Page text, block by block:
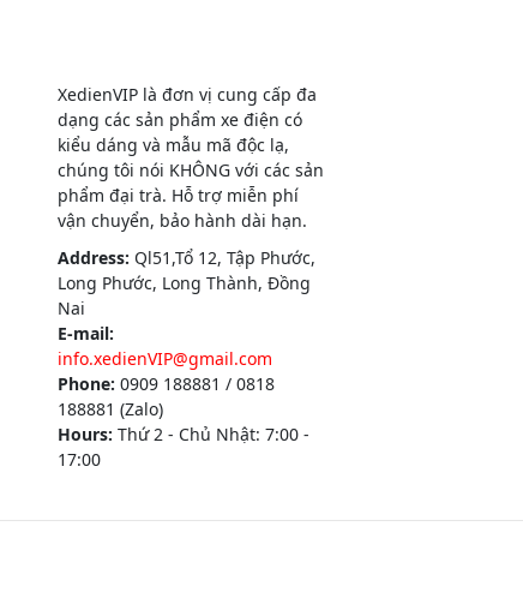
XedienVIP là đơn vị cung cấp đa
dạng các sản phẩm xe điện có
kiểu dáng và mẫu mã độc lạ,
chúng tôi nói KHÔNG với các sản
phẩm đại trà. Hỗ trợ miễn phí
vận chuyển, bảo hành dài hạn.
Address: Ql51,Tổ 12, Tập Phước,
Long Phước, Long Thành, Đồng
Nai
E-mail:
info.xedienVIP@gmail.com
Phone: 0909 188881 / 0818
188881 (Zalo)
Hours: Thứ 2 - Chủ Nhật: 7:00 -
17:00